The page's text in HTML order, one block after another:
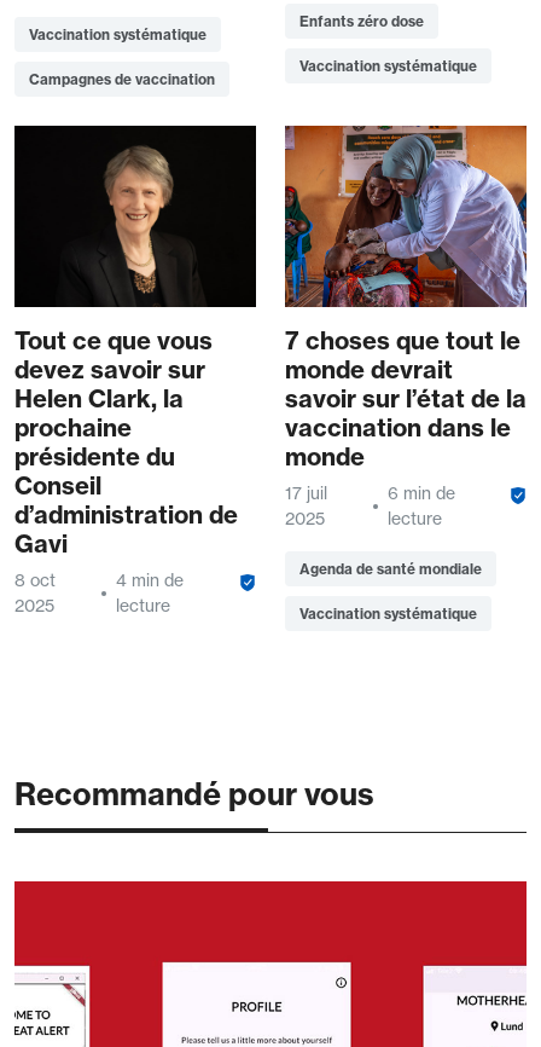
Vaccination systématique
Campagnes de vaccination
Enfants zéro dose
Vaccination systématique
Tout ce que vous
devez savoir sur
Helen Clark, la
prochaine
présidente du
Conseil
d’administration de
Gavi
8 oct
2025
4 min de
lecture
7 choses que tout le
monde devrait
savoir sur l’état de la
vaccination dans le
monde
17 juil
2025
6 min de
lecture
Agenda de santé mondiale
Vaccination systématique
Recommandé pour vous